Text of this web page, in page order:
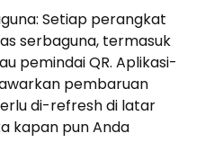
Setiap perangkat
serbaguna, termasuk
pemindai QR. Aplikasi-
pembaruan
di-refresh di latar
kapan pun Anda